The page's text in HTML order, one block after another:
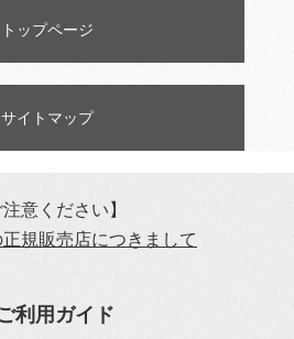
トップページ
サイトマップ
注意ください】
規販売店につきまして
利用ガイド